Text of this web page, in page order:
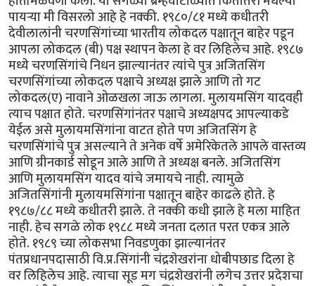
पायऱ्या मी विसरलो आहे हे नक्की. १९८०/८१ मध्ये कधीतरी
देवीलालांनी चरणसिंगांच्या भारतीय लोकदल पक्षातून बाहेर पडून
आपला लोकदल (बी) पक्ष स्थापन केला हे वर लिहिलेच आहे. १९८७
मध्ये चरणसिंगांचे निधन झाल्यानंतर त्यांचे पुत्र अजितसिंग
चरणसिंगांच्या लोकदल पक्षाचे अध्यक्ष झाले आणि तो गट
लोकदल(ए) नावाने ओळखला जाऊ लागला. मुलायमसिंग यादवही
त्याच पक्षात होते. चरणसिंगांनंतर पक्षाचे अध्यक्षपद आपल्याकडे
येईल असे मुलायमसिंगांना वाटत होते पण अजितसिंग हे
चरणसिंगांचे पुत्र असल्याने ते अनेक वर्षे अमेरिकेतले आपले वास्तव्य
आणि ग्रीनकार्ड सोडून आले आणि ते अध्यक्ष बनले. अजितसिंग
आणि मुलायमसिंग यादव यांचे जमायचे नाही. त्यामुळे
अजितसिंगांनी मुलायमसिंगांना पक्षातून बाहेर काढले होते. हे
१९८७/८८ मध्ये कधीतरी झाले. ते नक्की कधी झाले हे मला माहित
नाही. हेच सगळे लोक १९८८ मध्ये जनता दलात परत एकत्र आले
होते. १९८९ च्या लोकसभा निवडणुका झाल्यानंतर
पंतप्रधानपदासाठी वि.प्र.सिंगांनी चंद्रशेखरांना धोबीपछाड दिला हे
वर लिहिलेच आहे. त्याचा सूड मग चंद्रशेखरांनी लगेच उत्तर प्रदेशचा